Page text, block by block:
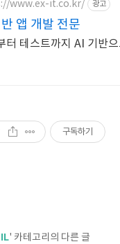
www.ex-it.co.kr/ 광고
앱 개발 전문
터 테스트까지 AI 기반
구독하기
' 카테고리의 다른 글